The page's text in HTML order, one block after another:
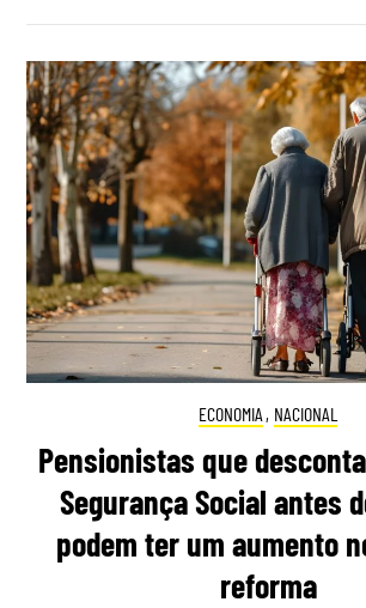
ECONOMIA , NACIONAL
Pensionistas que
Segurança Social antes
podem ter um aumento
reforma